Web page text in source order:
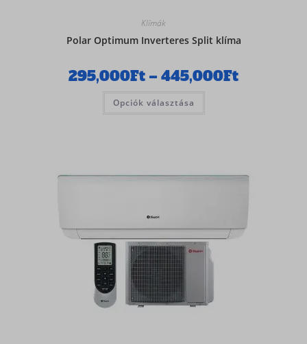
Klímák
Polar Optimum Inverteres Split klíma
295,000Ft – 445,000Ft
Opciók választása